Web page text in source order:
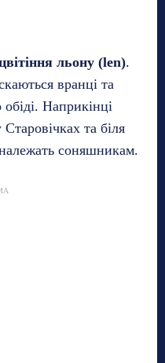
льону (len).
вранці та
Наприкінці
та біля
соняшникам.